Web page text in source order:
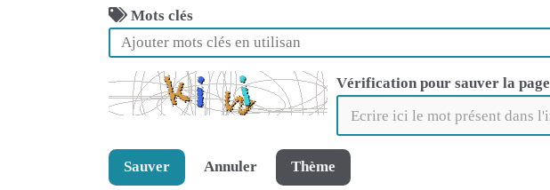
Mots clés
Vérification pour sauver la page
Sauver Annuler Thème